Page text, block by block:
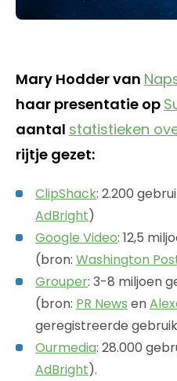
Mary Hodder van
haar presentatie op
aantal statistieken
rijtje gezet:
ClipShack: 2.200
AdBright)
Google Video: 12,5
(bron: Washington
Grouper: 3-8 miljoen
(bron: PR News en
geregistreerde
Ourmedia: 28.000
AdBright).